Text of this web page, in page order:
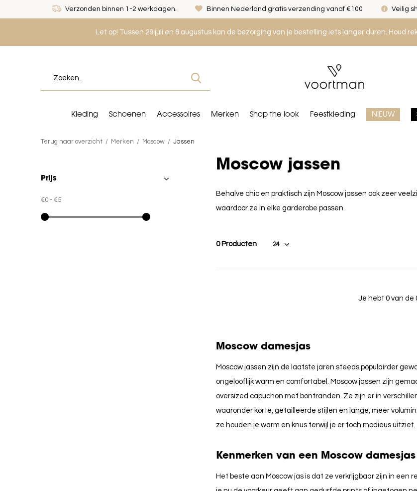
Let op! Tussen 29 juli en 8 augustus kan de bezorging van je bestelling iets langer duren. Houd
Kleding Schoenen Accessoires Merken Shop the look Feestkleding NIEUW
Verzonden binnen 1-2 werkdagen. Binnen Nederland gratis verzending vanaf €100 Veilig
Terug naar overzicht Merken Moscow Jassen
Moscow jassen
Behalve chic en praktisch zijn Moscow jassen ook zeer
waardoor ze in elke garderobe passen.
0 Producten
Je hebt 0 van de
Moscow damesjas
Moscow jassen zijn de laatste jaren steeds populairder
ongelooflijk warm en comfortabel. Moscow jassen zijn
oversized capuchon met bontranden. Ze zijn er in
waaronder korte, getailleerde stijlen en lange, meer
ze houden je warm en knus terwijl je er toch modieus uitziet.
Kenmerken van een Moscow damesjas
Het beste aan Moscow jas is dat ze verkrijgbaar zijn in een
Prijs
€0 - €5